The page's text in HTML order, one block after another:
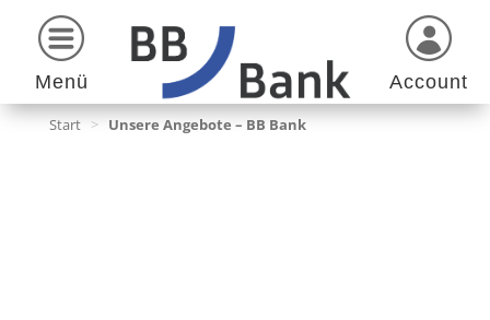
Menü Account
Start > Unsere Angebote – BB Bank